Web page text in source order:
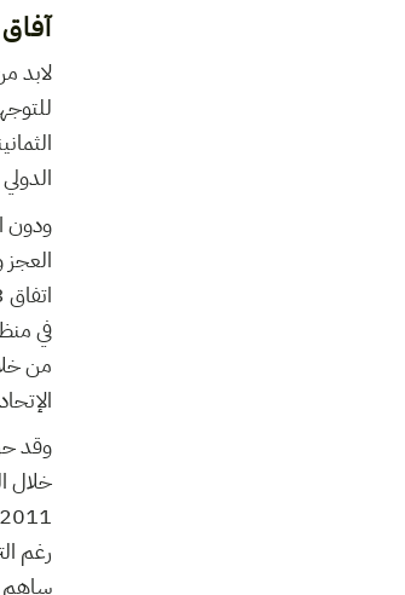
لابد
ودون
العجز
في
وقد
خلال
رغم
ساهم